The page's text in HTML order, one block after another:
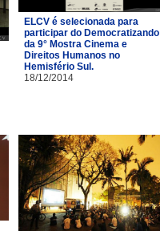
ELCV é selecionada para
participar do Democratizando
da 9° Mostra Cinema e
Direitos Humanos no
Hemisfério Sul.
18/12/2014